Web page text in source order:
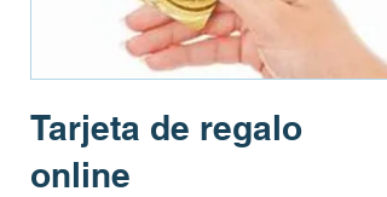
Tarjeta de regalo
online